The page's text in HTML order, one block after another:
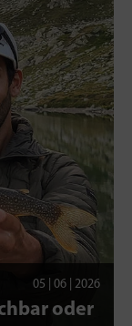
05 | 06 | 2026
oder